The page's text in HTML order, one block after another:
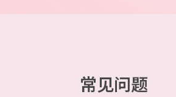
常见问题